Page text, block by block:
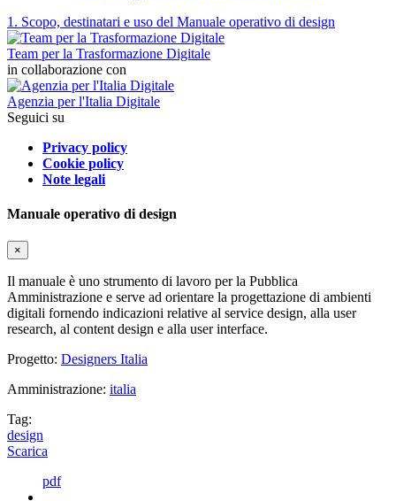
1. Scopo, destinatari e uso del Manuale operativo di design
Team per la Trasformazione Digitale
in collaborazione con
Agenzia per l'Italia Digitale
Seguici su
Privacy policy
Cookie policy
Note legali
Manuale operativo di design
×
Il manuale è uno strumento di lavoro per la Pubblica
Amministrazione e serve ad orientare la progettazione di ambienti
digitali fornendo indicazioni relative al service design, alla user
research, al content design e alla user interface.
Progetto: Designers Italia
Amministrazione: italia
Tag:
design
Scarica
pdf